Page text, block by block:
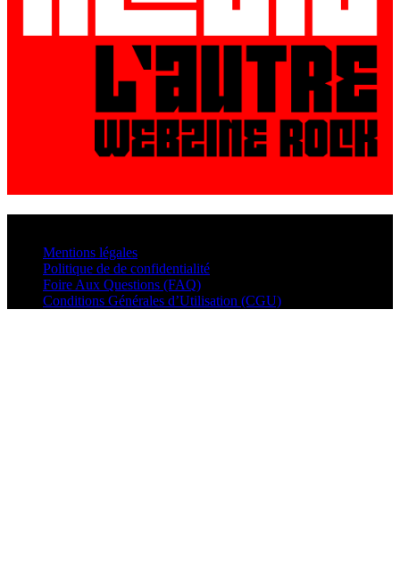
Mentions légales
Politique de de confidentialité
Foire Aux Questions (FAQ)
Conditions Générales d’Utilisation (CGU)